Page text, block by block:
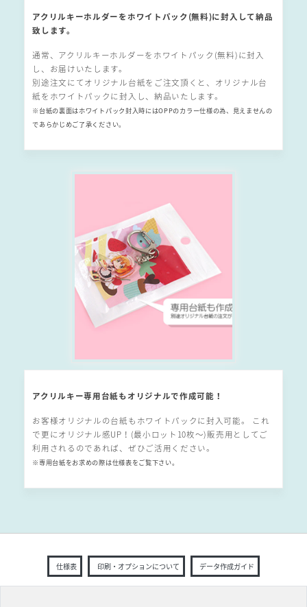
アクリルキーホルダーをホワイトパック(無料)に封入して納品
致します。
通常、アクリルキーホルダーをホワイトパック(無料)に封入
し、お届けいたします。
別途注文にてオリジナル台紙をご注文頂くと、オリジナル台
紙をホワイトパックに封入し、納品いたします。
※台紙の裏面はホワイトパック封入時にはOPPのカラー仕様の為、見えませんの
であらかじめご了承ください。
アクリルキー専用台紙もオリジナルで作成可能！
お客様オリジナルの台紙もホワイトパックに封入可能。 これ
で更にオリジナル感UP！(最小ロット10枚〜)販売用としてご
利用されるのであれば、ぜひご活用ください。
※専用台紙をお求めの際は仕様表をご覧下さい。
仕様表 印刷・オプションについて データ作成ガイド